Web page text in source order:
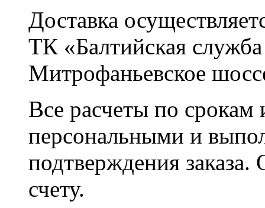
Доставка
ТК «Балтийская
Митрофаньевское
Все расчеты по срокам
персональными и
подтверждения заказа.
счету.